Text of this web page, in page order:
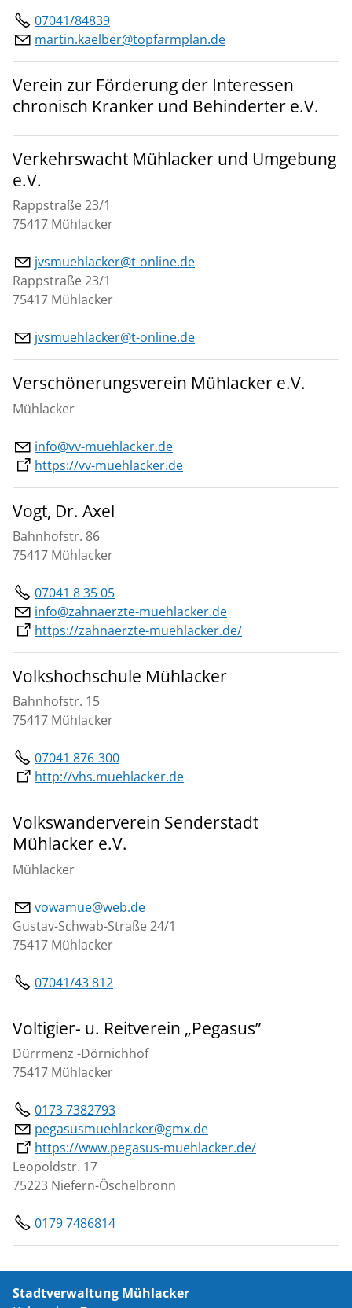
07041/84839
martin.kaelber@topfarmplan.de
Verein zur Förderung der Interessen
chronisch Kranker und Behinderter e.V.
Verkehrswacht Mühlacker und Umgebung
e.V.
Rappstraße 23/1
75417 Mühlacker
jvsmuehlacker@t-online.de
Rappstraße 23/1
75417 Mühlacker
jvsmuehlacker@t-online.de
Verschönerungsverein Mühlacker e.V.
Mühlacker
info@vv-muehlacker.de
https://vv-muehlacker.de
Vogt, Dr. Axel
Bahnhofstr. 86
75417 Mühlacker
07041 8 35 05
info@zahnaerzte-muehlacker.de
https://zahnaerzte-muehlacker.de/
Volkshochschule Mühlacker
Bahnhofstr. 15
75417 Mühlacker
07041 876-300
http://vhs.muehlacker.de
Volkswanderverein Senderstadt
Mühlacker e.V.
Mühlacker
vowamue@web.de
Gustav-Schwab-Straße 24/1
75417 Mühlacker
07041/43 812
Voltigier- u. Reitverein „Pegasus”
Dürrmenz -Dörnichhof
75417 Mühlacker
0173 7382793
pegasusmuehlacker@gmx.de
https://www.pegasus-muehlacker.de/
Leopoldstr. 17
75223 Niefern-Öschelbronn
0179 7486814
Stadtverwaltung Mühlacker